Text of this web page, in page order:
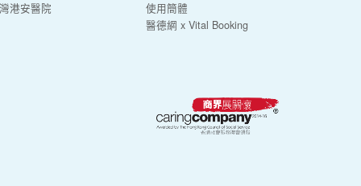
港安醫院
使用簡體
醫德網 x Vital Booking